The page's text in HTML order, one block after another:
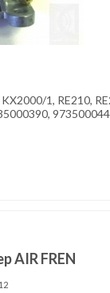
1, RE210,
AIR FREN